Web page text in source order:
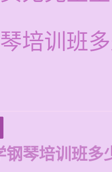
培训班
钢琴培训班多